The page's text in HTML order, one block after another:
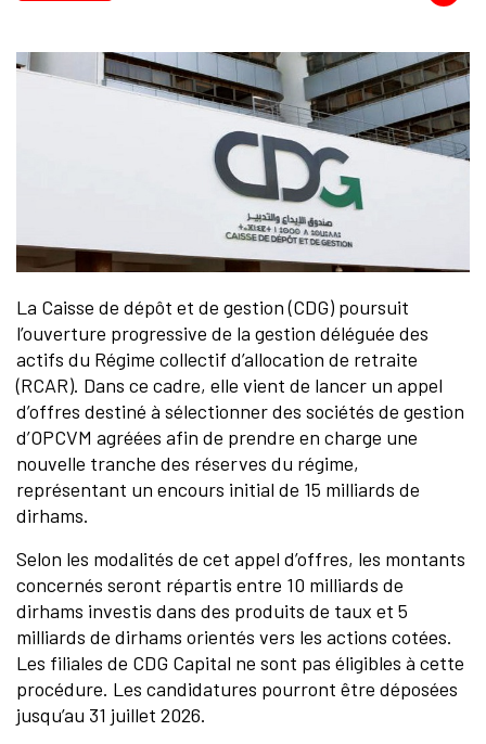
La Caisse de dépôt et de gestion (CDG) poursuit
l’ouverture progressive de la gestion déléguée des
actifs du Régime collectif d’allocation de retraite
(RCAR). Dans ce cadre, elle vient de lancer un appel
d’offres destiné à sélectionner des sociétés de gestion
d’OPCVM agréées afin de prendre en charge une
nouvelle tranche des réserves du régime,
représentant un encours initial de 15 milliards de
dirhams.
Selon les modalités de cet appel d’offres, les montants
concernés seront répartis entre 10 milliards de
dirhams investis dans des produits de taux et 5
milliards de dirhams orientés vers les actions cotées.
Les filiales de CDG Capital ne sont pas éligibles à cette
procédure. Les candidatures pourront être déposées
jusqu’au 31 juillet 2026.